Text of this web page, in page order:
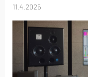
11.4.2025